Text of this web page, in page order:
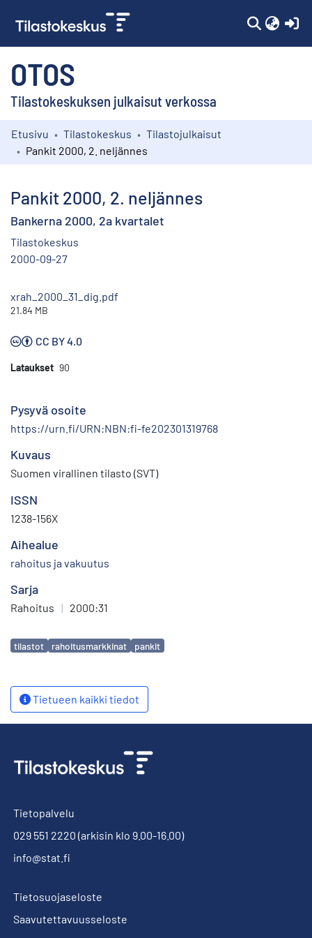
OTOS
Tilastokeskuksen julkaisut verkossa
Kokoelmat
Etusivu Tilastokeskus
Tilastojulkaisut
Pankit 2000, 2. neljännes
Pankit 2000, 2. neljännes
Bankerna 2000, 2a kvartalet
Tilastokeskus
2000-09-27
xrah_2000_31_dig.pdf
21.84 MB
CC BY 4.0
Lataukset 90
Pysyvä osoite
https://urn.fi/URN:NBN:fi-fe202301319768
Kuvaus
Suomen virallinen tilasto (SVT)
ISSN
1238-156X
Aihealue
rahoitus ja vakuutus
Sarja
Rahoitus | 2000:31
Avainsanat
tilastot rahoitusmarkkinat pankit
Tietueen kaikki tiedot
Tietopalvelu
029 551 2220 (arkisin klo 9.00-16.00)
info@stat.fi
Tietosuojaseloste
Saavutettavuusseloste